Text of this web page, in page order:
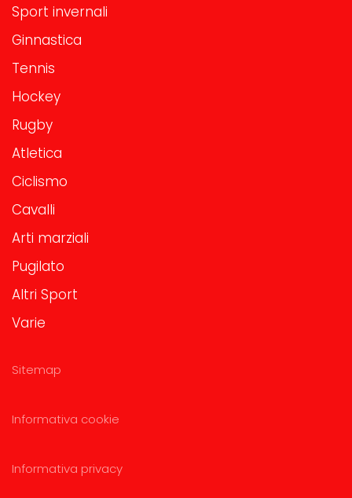
Sport invernali
Ginnastica
Tennis
Hockey
Rugby
Atletica
Ciclismo
Cavalli
Arti marziali
Pugilato
Altri Sport
Varie
Sitemap
Informativa cookie
Informativa privacy